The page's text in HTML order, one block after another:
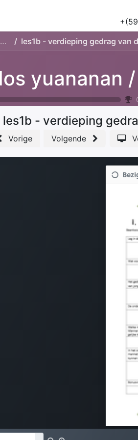
Het
Nos yuananan / Onze leguanen les1b - verdieping gedrag van de
les1b - verdieping
Vorige Volgende